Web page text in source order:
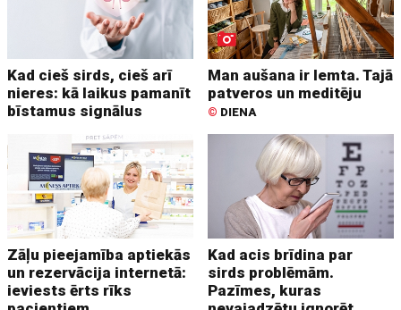
Kad cieš sirds, cieš arī
nieres: kā laikus pamanīt
bīstamus signālus
Man aušana ir lemta. Tajā
patveros un meditēju
© DIENA
Zāļu pieejamība aptiekās
un rezervācija internetā:
ieviests ērts rīks
Kad acis brīdina par
sirds problēmām.
Pazīmes, kuras